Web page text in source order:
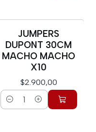
JUMPERS
DUPONT 30CM
MACHO MACHO
X10
$2.900,00
Cantidad